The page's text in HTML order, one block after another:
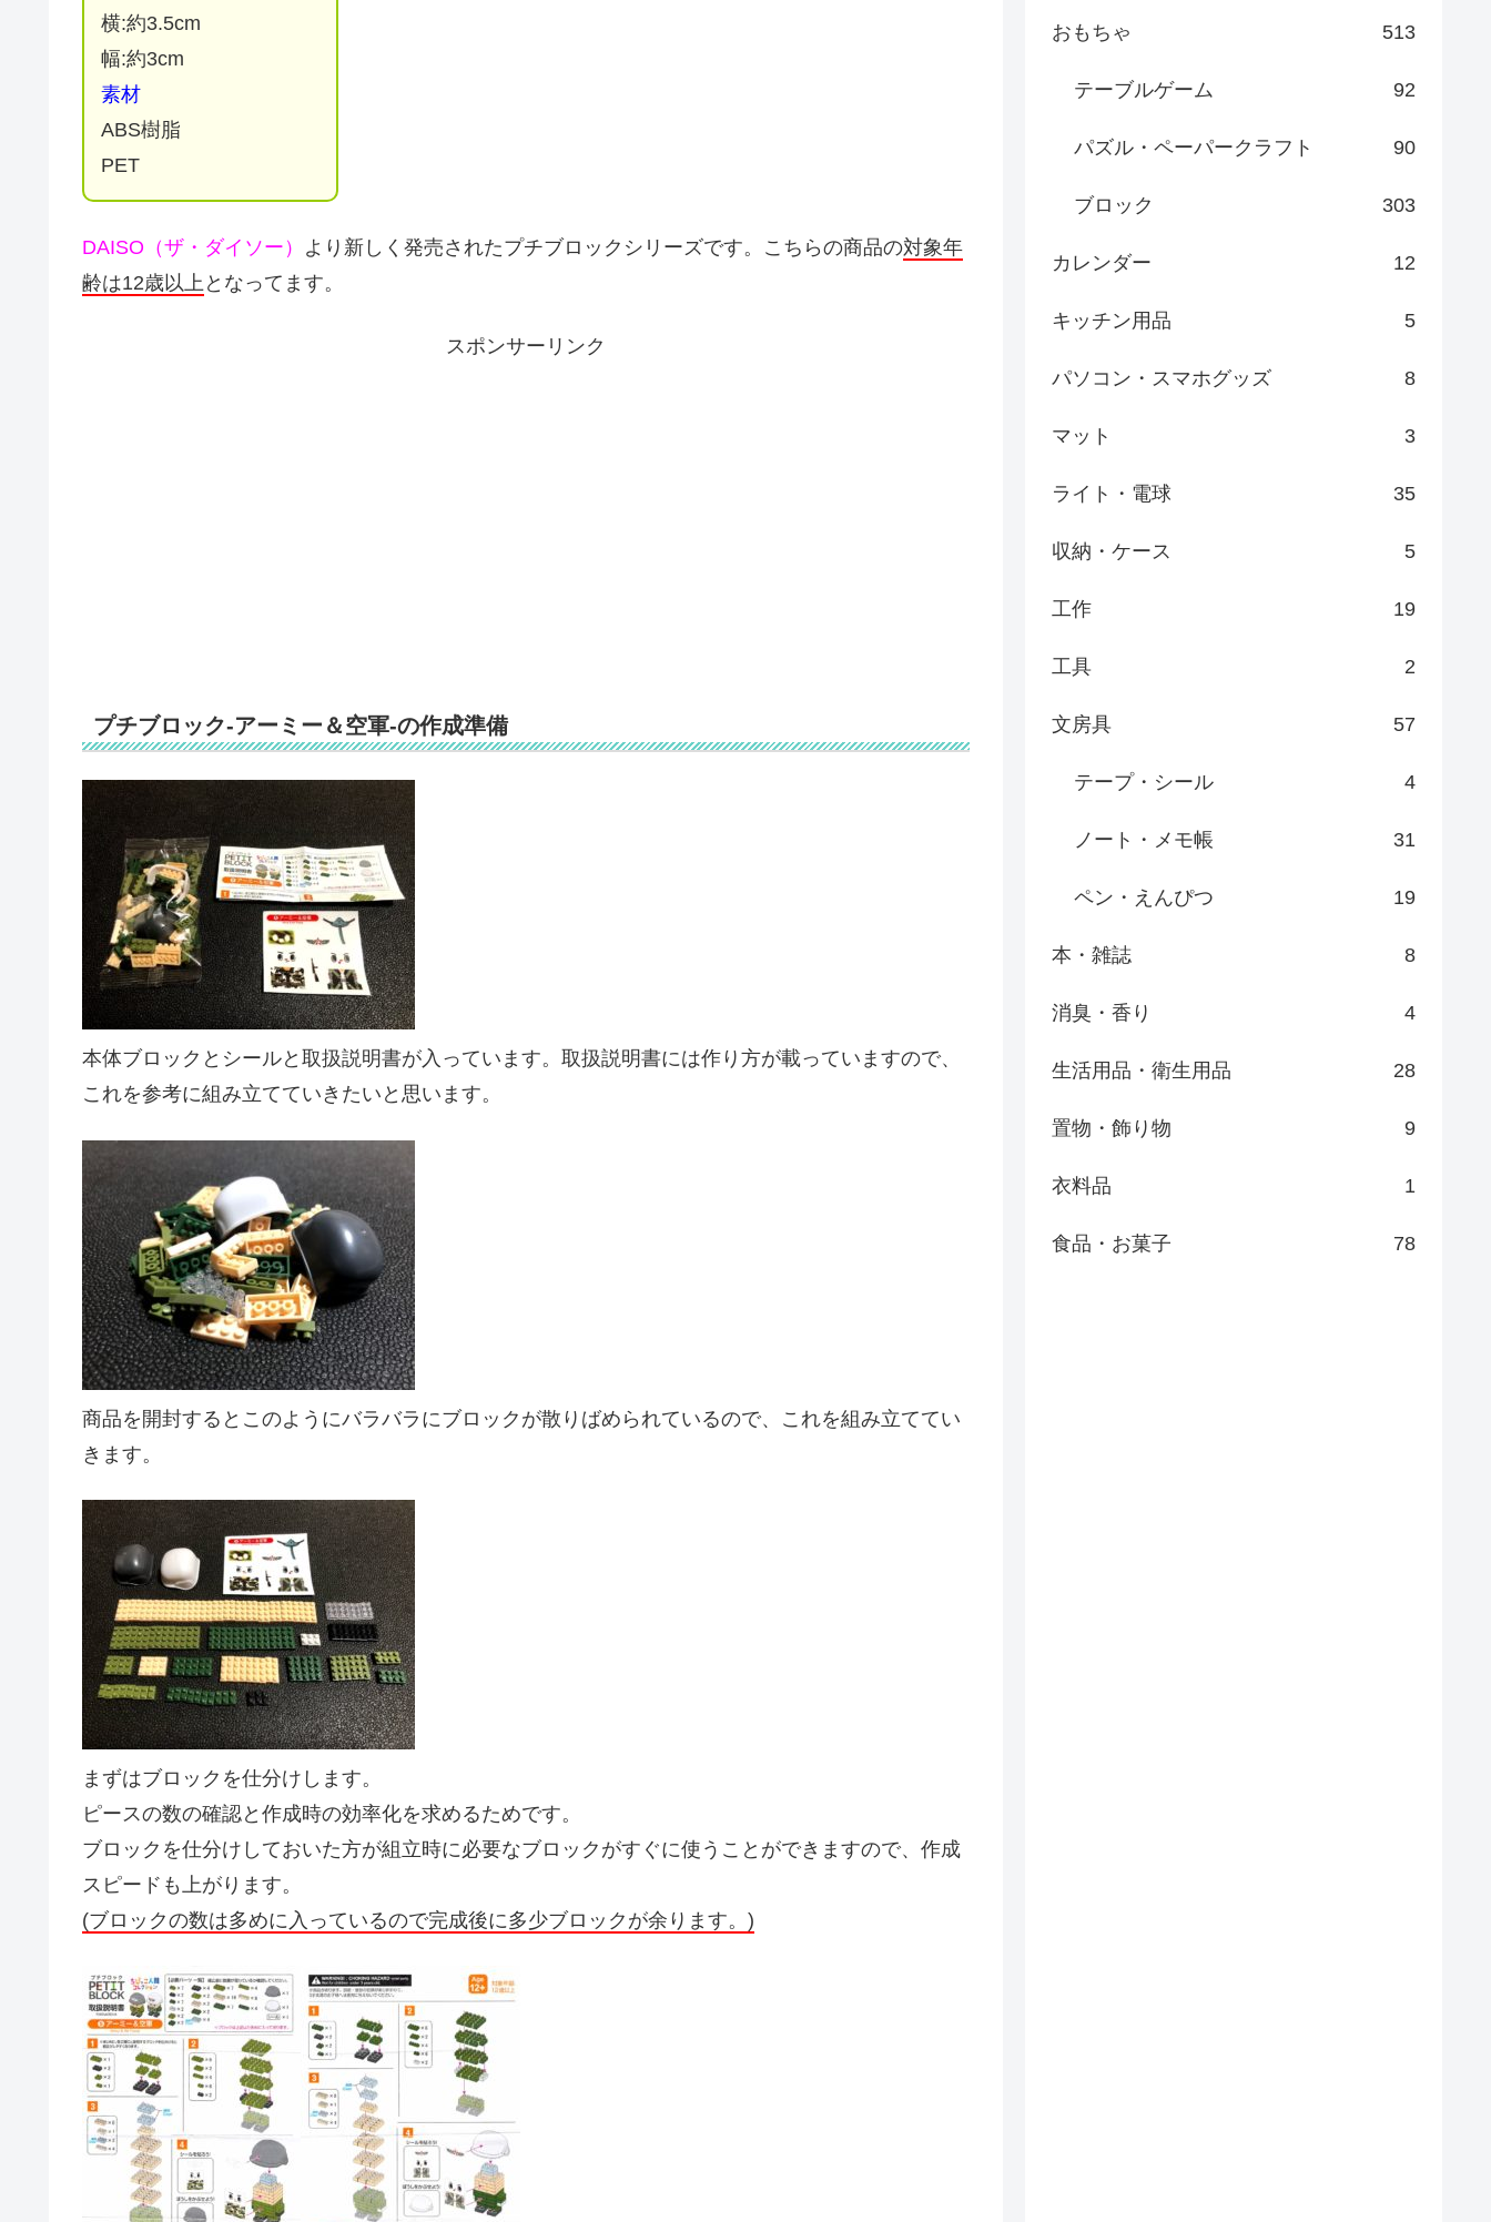
横:約3.5cm
幅:約3cm
素材
ABS樹脂
PET
DAISO（ザ・ダイソー） より新しく発売されたプチブロックシリーズです。こちらの商品の対象年
齢は12歳以上 となってます。
スポンサーリンク
プチブロック-アーミー＆空軍-の作成準備
本体ブロックとシールと取扱説明書が入っています。取扱説明書には作り方が載っていますので、
これを参考に組み立てていきたいと思います。
商品を開封するとこのようにバラバラにブロックが散りばめられているので、これを組み立ててい
きます。
まずはブロックを仕分けします。
ピースの数の確認と作成時の効率化を求めるためです。
ブロックを仕分けしておいた方が組立時に必要なブロックがすぐに使うことができますので、作成
スピードも上がります。
(ブロックの数は多めに入っているので完成後に多少ブロックが余ります。)
おもちゃ 513
テーブルゲーム 92
パズル・ペーパークラフト 90
ブロック 303
カレンダー 12
キッチン用品 5
パソコン・スマホグッズ 8
マット 3
ライト・電球 35
収納・ケース 5
工作 19
工具 2
文房具 57
テープ・シール 4
ノート・メモ帳 31
ペン・えんぴつ 19
本・雑誌 8
消臭・香り 4
生活用品・衛生用品 28
置物・飾り物 9
衣料品 1
食品・お菓子 78